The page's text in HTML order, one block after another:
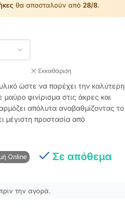
θα αποσταλούν από 28/8.
Εκκαθάριση
ώστε να παρέχει την καλύτερη
φινίρισμα στις άκρες και
απόλυτα αναβαθμίζοντας το
μέγιστη προστασία από
Online Σε απόθεμα
την αγορά.